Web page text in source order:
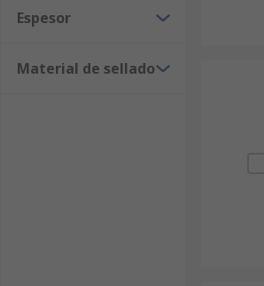
Espesor
Material de sellado